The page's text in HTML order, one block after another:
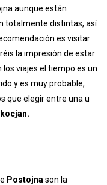
aunque están
totalmente distintas, así
es visitar
la impresión de estar
los viajes el tiempo es un
y es muy probable,
que elegir entre una u
Postojna son la